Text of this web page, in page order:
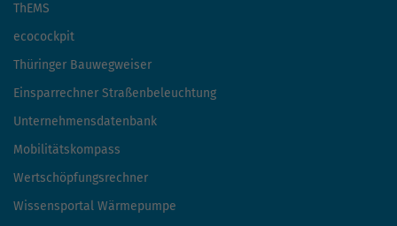
ThEMS
ecocockpit
Thüringer Bauwegweiser
Einsparrechner Straßenbeleuchtung
Unternehmensdatenbank
Mobilitätskompass
Wertschöpfungsrechner
Wissensportal Wärmepumpe